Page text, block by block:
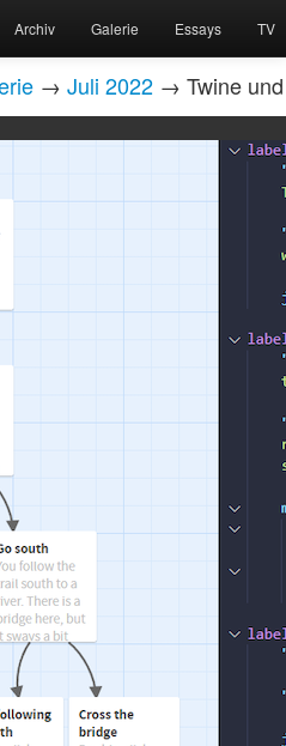
Archiv Galerie Essays TV
→ Juli 2022 → Twine